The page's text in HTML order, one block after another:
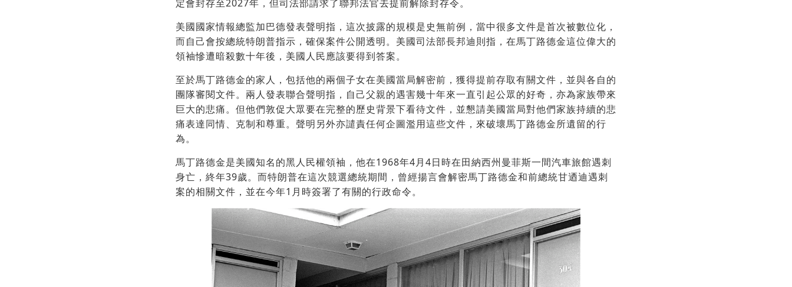
定會封存至2027年，但司法部請求了聯邦法官去提前解除封存令。
美國國家情報總監加巴德發表聲明指，這次披露的規模是史無前例，當中很多文件是首次被數位化，
而自己會按總統特朗普指示，確保案件公開透明。美國司法部長邦迪則指，在馬丁路德金這位偉大的
領袖慘遭暗殺數十年後，美國人民應該要得到答案。
至於馬丁路德金的家人，包括他的兩個子女在美國當局解密前，獲得提前存取有關文件，並與各自的
團隊審閱文件。兩人發表聯合聲明指，自己父親的遇害幾十年來一直引起公眾的好奇，亦為家族帶來
巨大的悲痛。但他們敦促大眾要在完整的歷史背景下看待文件，並懇請美國當局對他們家族持續的悲
痛表達同情、克制和尊重。聲明另外亦譴責任何企圖濫用這些文件，來破壞馬丁路德金所遺留的行
為。
馬丁路德金是美國知名的黑人民權領袖，他在1968年4月4日時在田納西州曼菲斯一間汽車旅館遇刺
身亡，終年39歲。而特朗普在這次競選總統期間，曾經揚言會解密馬丁路德金和前總統甘迺迪遇刺
案的相關文件，並在今年1月時簽署了有關的行政命令。